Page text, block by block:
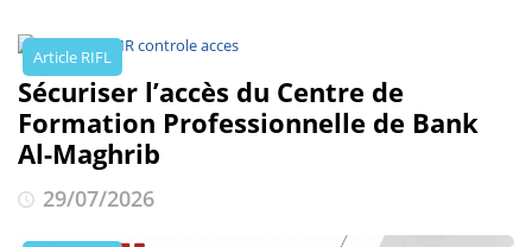
Article RIFL
Sécuriser l’accès du Centre de
Formation Professionnelle de Bank
Al-Maghrib
29/07/2026